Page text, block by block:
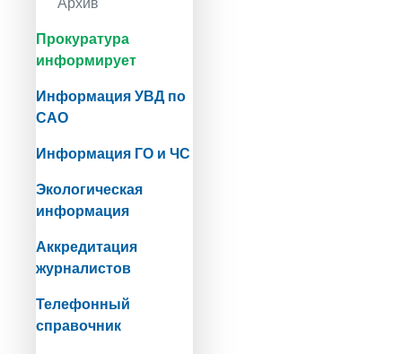
Прокуратура
информирует
Информация УВД по
САО
Информация ГО и ЧС
Экологическая
информация
Аккредитация
журналистов
Телефонный
справочник